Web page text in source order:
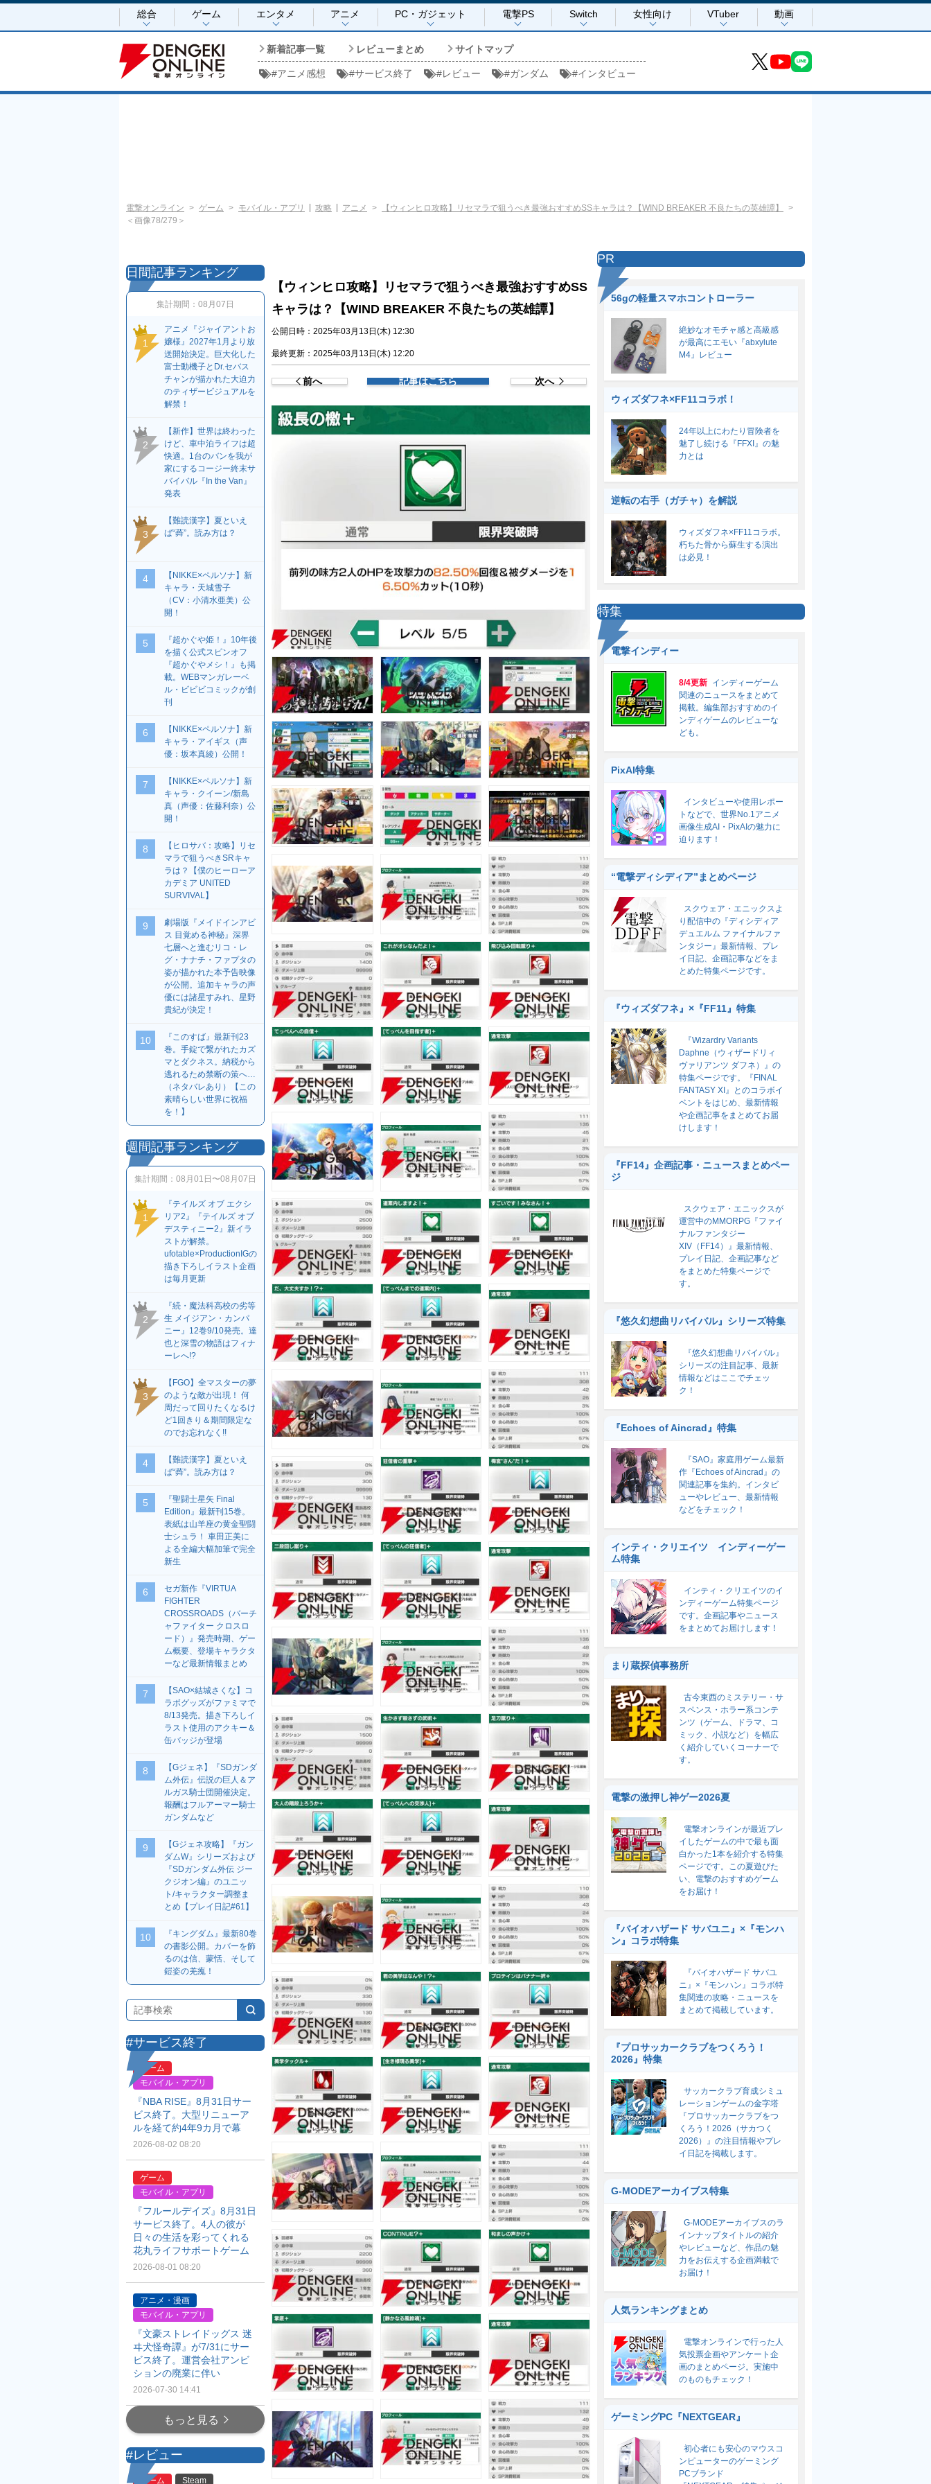
総合 ゲーム エンタメ アニメ PC・ガジェット 電撃PS Switch 女性向け VTuber 動画
新着記事一覧 レビューまとめ サイトマップ
#アニメ感想 #サービス終了 #レビュー #ガンダム #インタビュー
電撃オンライン ゲーム モバイル・アプリ 攻略 アニメ
【ウィンヒロ攻略】リセマラで狙うべき最強おすすめSSキャラは？【WIND BREAKER 不良たちの英雄譚】
＜画像78/279＞
【ウィンヒロ攻略】リセマラで狙うべき最強おすすめSS
キャラは？【WIND BREAKER 不良たちの英雄譚】
公開日時：2025年03月13日(木) 12:30
最終更新：2025年03月13日(木) 12:20
前へ 記事はこちら 次へ
日間記事ランキング
集計期間： 08月07日
1
アニメ『ジャイアントお
嬢様』2027年1月より放
送開始決定。巨大化した
富士動機子とDr.セバス
チャンが描かれた大迫力
のティザービジュアルを
解禁！
2
【新作】世界は終わった
けど、車中泊ライフは超
快適。1台のバンを我が
家にするコージー終末サ
バイバル『In the Van』
発表
3
【難読漢字】夏といえ
ば“蕣”。読み方は？
4
【NIKKE×ペルソナ】新
キャラ・天城雪子
（CV：小清水亜美）公
開！
5
『超かぐや姫！』10年後
を描く公式スピンオフ
『超かぐやメシ！』も掲
載。WEBマンガレーベ
ル・ビビビコミックが創
刊
6
【NIKKE×ペルソナ】新
キャラ・アイギス（声
優：坂本真綾）公開！
7
【NIKKE×ペルソナ】新
キャラ・クイーン/新島
真（声優：佐藤利奈）公
開！
8
【ヒロサバ：攻略】リセ
マラで狙うべきSRキャ
ラは？【僕のヒーローア
カデミア UNITED
SURVIVAL】
9
劇場版『メイドインアビ
ス 目覚める神秘』深界
七層へと進むリコ・レ
グ・ナナチ・ファプタの
姿が描かれた本予告映像
が公開。追加キャラの声
優には諸星すみれ、星野
貴紀が決定！
10
『このすば』最新刊23
巻。手錠で繋がれたカズ
マとダクネス。納税から
逃れるため禁断の策へ…
（ネタバレあり）【この
素晴らしい世界に祝福
を！】
週間記事ランキング
集計期間： 08月01日〜08月07日
1
『テイルズ オブ エクシ
リア2』『テイルズ オブ
デスティニー2』新イラ
ストが解禁。
ufotable×ProductionIGの
描き下ろしイラスト企画
は毎月更新
2
『続・魔法科高校の劣等
生 メイジアン・カンパ
ニー』12巻9/10発売。達
也と深雪の物語はフィナ
ーレへ!?
3
【FGO】全マスターの夢
のような敵が出現！ 何
周だって回りたくなるけ
ど1回きり＆期間限定な
のでお忘れなく!!
4
【難読漢字】夏といえ
ば“蕣”。読み方は？
5
『聖闘士星矢 Final
Edition』最新刊15巻。
表紙は山羊座の黄金聖闘
士シュラ！ 車田正美に
よる全編大幅加筆で完全
新生
6
セガ新作『VIRTUA
FIGHTER
CROSSROADS（バーチ
ャファイター クロスロ
ード）』発売時期、ゲー
ム概要、登場キャラクタ
ーなど最新情報まとめ
7
【SAO×結城さくな】コ
ラボグッズがファミマで
8/13発売。描き下ろしイ
ラスト使用のアクキー＆
缶バッジが登場
8
【Gジェネ】『SDガンダ
ム外伝』伝説の巨人＆ア
ルガス騎士団開催決定。
報酬はフルアーマー騎士
ガンダムなど
9
【Gジェネ攻略】『ガン
ダムW』シリーズおよび
『SDガンダム外伝 ジー
クジオン編』のユニッ
ト/キャラクター調整ま
とめ【プレイ日記#61】
10
『キングダム』最新80巻
の書影公開。カバーを飾
るのは信、蒙恬、そして
鎧姿の羌瘣！
#サービス終了
ゲーム
モバイル・アプリ
『NBA RISE』8月31日サー
ビス終了。大型リニューア
ルを経て約4年9カ月で幕
2026-08-02 08:20
ゲーム
モバイル・アプリ
『フルールデイズ』8月31日
サービス終了。4人の彼が
日々の生活を彩ってくれる
花丸ライフサポートゲーム
2026-08-01 08:20
アニメ・漫画
モバイル・アプリ
『文豪ストレイドッグス 迷
ヰ犬怪奇譚』が7/31にサー
ビス終了。運営会社アンビ
ションの廃業に伴い
2026-07-30 14:41
もっと見る
#レビュー
ゲーム Steam
PR
56gの軽量スマホコントローラー
絶妙なオモチャ感と高級感
が最高にエモい『abxylute
M4』レビュー
ウィズダフネ×FF11コラボ！
24年以上にわたり冒険者を
魅了し続ける『FFXI』の魅
力とは
逆転の右手（ガチャ）を解説
ウィズダフネ×FF11コラボ。
朽ちた骨から蘇生する演出
は必見！
特集
電撃インディー
8/4更新 インディーゲーム
関連のニュースをまとめて
掲載。編集部おすすめのイ
ンディゲームのレビューな
ども。
PixAI特集
インタビューや使用レポー
トなどで、世界No.1アニメ
画像生成AI・PixAIの魅力に
迫ります！
“電撃ディシディア”まとめページ
スクウェア・エニックスよ
り配信中の『ディシディア
デュエルム ファイナルファ
ンタジー』最新情報、プレ
イ日記、企画記事などをま
とめた特集ページです。
『ウィズダフネ』×『FF11』特集
『Wizardry Variants
Daphne（ウィザードリィ
ヴァリアンツ ダフネ）』の
特集ページです。『FINAL
FANTASY XI』とのコラボイ
ベントをはじめ、最新情報
や企画記事をまとめてお届
けします！
『FF14』企画記事・ニュースまとめペー
ジ
スクウェア・エニックスが
運営中のMMORPG『ファイ
ナルファンタジー
XIV（FF14）』最新情報、
プレイ日記、企画記事など
をまとめた特集ページで
す。
『悠久幻想曲リバイバル』シリーズ特集
『悠久幻想曲リバイバル』
シリーズの注目記事、最新
情報などはここでチェッ
ク！
『Echoes of Aincrad』特集
『SAO』家庭用ゲーム最新
作『Echoes of Aincrad』の
関連記事を集約。インタビ
ューやレビュー、最新情報
などをチェック！
インティ・クリエイツ インディーゲー
ム特集
インティ・クリエイツのイ
ンディーゲーム特集ページ
です。企画記事やニュース
をまとめてお届けします！
まり蔵探偵事務所
古今東西のミステリー・サ
スペンス・ホラー系コンテ
ンツ（ゲーム、ドラマ、コ
ミック、小説など）を幅広
く紹介していくコーナーで
す。
電撃の激押し神ゲー2026夏
電撃オンラインが最近プレ
イしたゲームの中で最も面
白かった1本を紹介する特集
ページです。この夏遊びた
い、電撃のおすすめゲーム
をお届け！
『バイオハザード サバユニ』×『モンハ
ン』コラボ特集
『バイオハザード サバユ
ニ』×『モンハン』コラボ特
集関連の攻略・ニュースを
まとめて掲載しています。
『プロサッカークラブをつくろう！
2026』特集
サッカークラブ育成シミュ
レーションゲームの金字塔
『プロサッカークラブをつ
くろう！2026（サカつく
2026）』の注目情報やプレ
イ日記を掲載します。
G-MODEアーカイブス特集
G-MODEアーカイブスのラ
インナップタイトルの紹介
やレビューなど、作品の魅
力をお伝えする企画満載で
お届け！
人気ランキングまとめ
電撃オンラインで行った人
気投票企画やアンケート企
画のまとめページ。実施中
のものもチェック！
ゲーミングPC『NEXTGEAR』
初心者にも安心のマウスコ
ンピューターのゲーミング
PCブランド